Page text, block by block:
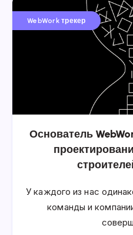
WebWork трекер
Основатель
У каждого из нас
команды и